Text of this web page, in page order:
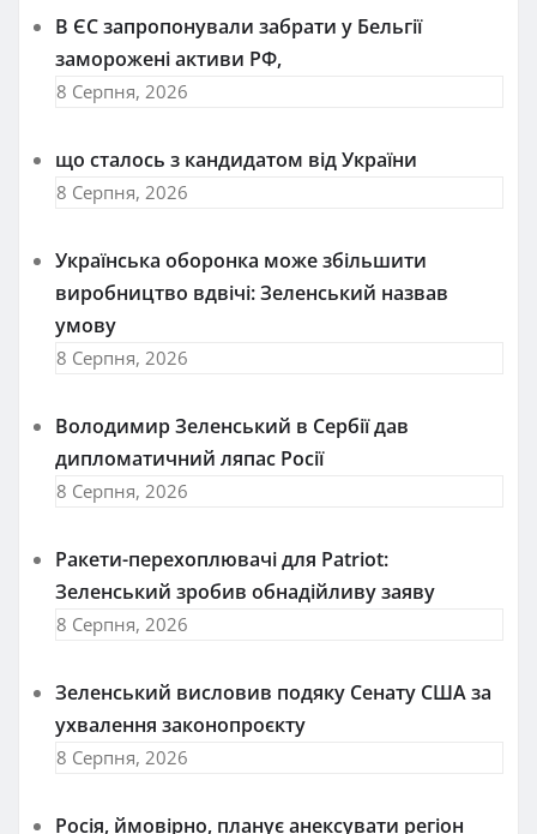
В ЄС запропонували забрати у Бельгії
заморожені активи РФ,
8 Серпня, 2026
що сталось з кандидатом від України
8 Серпня, 2026
Українська оборонка може збільшити
виробництво вдвічі: Зеленський назвав
умову
8 Серпня, 2026
Володимир Зеленський в Сербії дав
дипломатичний ляпас Росії
8 Серпня, 2026
Ракети-перехоплювачі для Patriot:
Зеленський зробив обнадійливу заяву
8 Серпня, 2026
Зеленський висловив подяку Сенату США за
ухвалення законопроєкту
8 Серпня, 2026
Росія, ймовірно, планує анексувати регіон